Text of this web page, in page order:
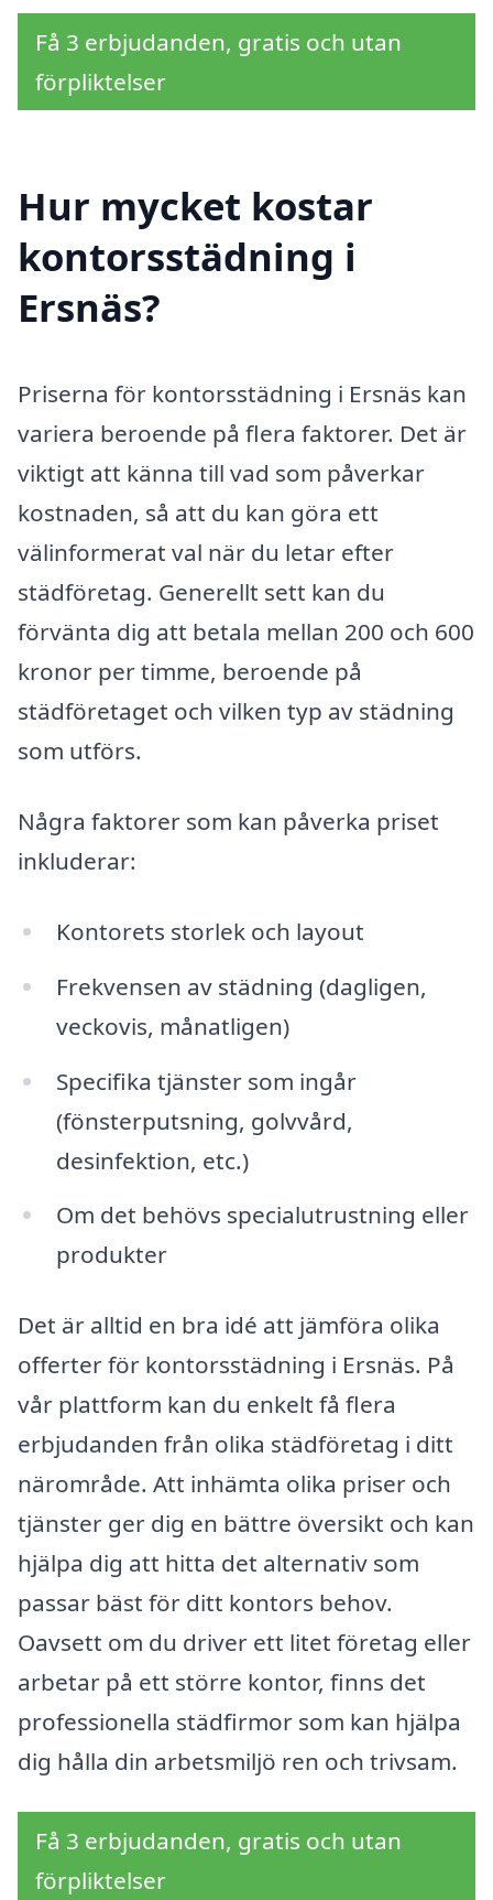
Få 3 erbjudanden, gratis och utan
förpliktelser
Hur mycket kostar
kontorsstädning i
Ersnäs?
Priserna för kontorsstädning i Ersnäs kan
variera beroende på flera faktorer. Det är
viktigt att känna till vad som påverkar
kostnaden, så att du kan göra ett
välinformerat val när du letar efter
städföretag. Generellt sett kan du
förvänta dig att betala mellan 200 och 600
kronor per timme, beroende på
städföretaget och vilken typ av städning
som utförs.
Några faktorer som kan påverka priset
inkluderar:
Kontorets storlek och layout
Frekvensen av städning (dagligen,
veckovis, månatligen)
Specifika tjänster som ingår
(fönsterputsning, golvvård,
desinfektion, etc.)
Om det behövs specialutrustning eller
produkter
Det är alltid en bra idé att jämföra olika
offerter för kontorsstädning i Ersnäs. På
vår plattform kan du enkelt få flera
erbjudanden från olika städföretag i ditt
närområde. Att inhämta olika priser och
tjänster ger dig en bättre översikt och kan
hjälpa dig att hitta det alternativ som
passar bäst för ditt kontors behov.
Oavsett om du driver ett litet företag eller
arbetar på ett större kontor, finns det
professionella städfirmor som kan hjälpa
dig hålla din arbetsmiljö ren och trivsam.
Få 3 erbjudanden, gratis och utan
förpliktelser